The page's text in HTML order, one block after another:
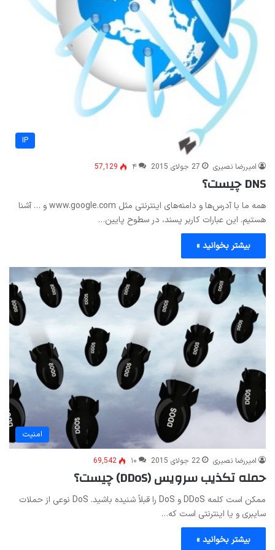
IP
امیررضا نصیری 27 جولای 2015 ۴ 57,129
DNS چیست؟
همه ما با آدرس‌ها و دامنه‌های اینترنتی مثل www.google.com و … آشنا
هستیم. این عبارات کاربر پسند، در سطوح پایین…
بیشتر بخوانید »
امنیت
امیررضا نصیری 22 جولای 2015 ۱۰ 69,542
حمله تکذیب سرویس (DDoS) چیست؟
ممکن است کلمه DDoS و DoS را قبلاً شنیده باشید. DoS نوعی از حملات
سایبری و یا اینترنتی است که…
بیشتر بخوانید »